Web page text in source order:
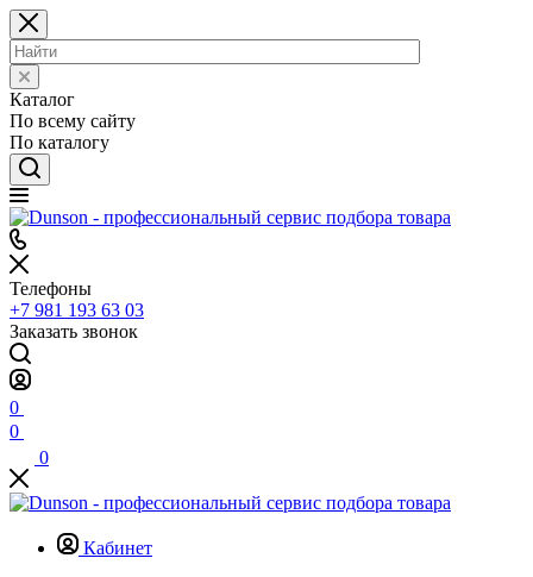
Каталог
По всему сайту
По каталогу
Телефоны
+7 981 193 63 03
Заказать звонок
0
0
0
Кабинет